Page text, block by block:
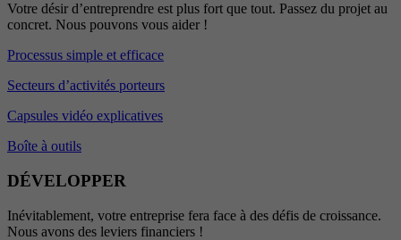
Votre désir d’entreprendre est plus fort que tout. Passez du projet au
concret. Nous pouvons vous aider !
Processus simple et efficace
Secteurs d’activités porteurs
Capsules vidéo explicatives
Boîte à outils
DÉVELOPPER
Inévitablement, votre entreprise fera face à des défis de croissance.
Nous avons des leviers financiers !